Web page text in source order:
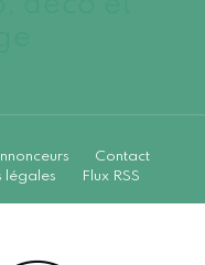
Contact
légales Flux RSS